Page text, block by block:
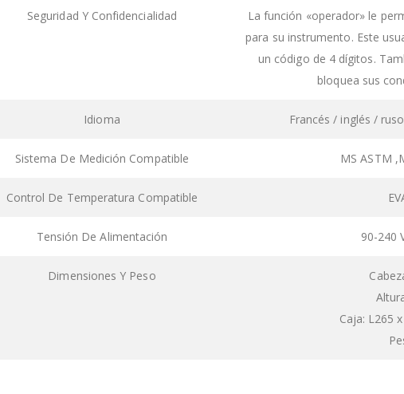
Seguridad Y Confidencialidad
La función «operador» le
para su instrumento. Este
un código de 4 dígitos.
bloquea sus
Idioma Francés / inglés /
Sistema De Medición Compatible MS ASTM
Control De Temperatura Compatible
Tensión De Alimentación 90-240
Dimensiones Y Peso
Caja: L265